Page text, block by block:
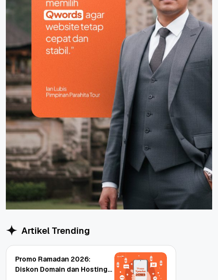
Artikel Trending
Promo Ramadan 2026:
Diskon Domain dan Hosting